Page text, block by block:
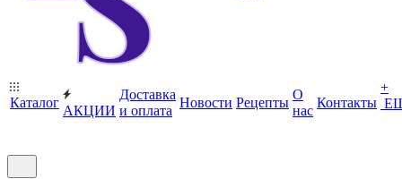
Каталог
АКЦИИ
Доставка
и оплата
Новости Рецепты
О
нас
Контакты
+